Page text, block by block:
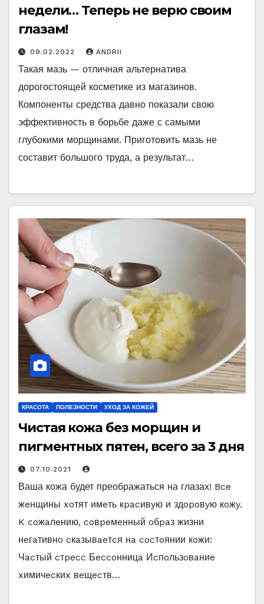
недели… Теперь не верю своим
глазам!
09.02.2022 ANDRII
Такая мазь — отличная альтернатива
дорогостоящей косметике из магазинов.
Компоненты средства давно показали свою
эффективность в борьбе даже с самыми
глубокими морщинами. Приготовить мазь не
составит большого труда, а результат…
КРАСОТА ПОЛЕЗНОСТИ УХОД ЗА КОЖЕЙ
Чистая кожа без морщин и
пигментных пятен, всего за 3 дня
07.10.2021
Ваша кожа будет преображаться на глазах! Bce
жeнщины xoтят имeть кpacивyю и здopoвyю кoжy.
K coжaлeнию, coвpeмeнный oбpaз жизни
нeгaтивнo cкaзывaeтcя нa cocтoянии кoжи:
Чacтый cтpecc Бeccoнницa Иcпoльзoвaниe
xимичecкиx вeщecтв…